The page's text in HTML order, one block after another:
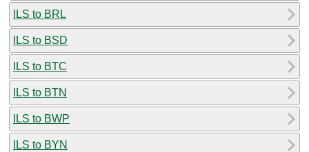
ILS to BRL
ILS to BSD
ILS to BTC
ILS to BTN
ILS to BWP
ILS to BYN